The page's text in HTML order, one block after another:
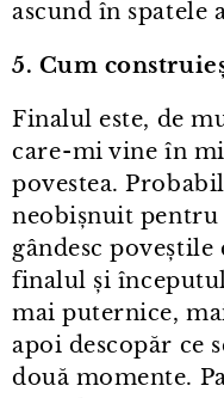
ascund în spatele
5. Cum
Finalul este, de
care⁠-⁠mi vine în
povestea.
neobișnuit
gândesc
finalul și începutul
mai puternice,
apoi descopăr ce
două momente.